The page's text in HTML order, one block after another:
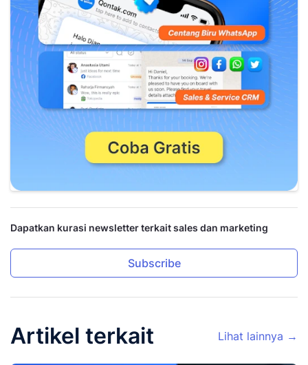
Dapatkan kurasi newsletter terkait sales dan marketing
Subscribe
Artikel terkait Lihat lainnya →